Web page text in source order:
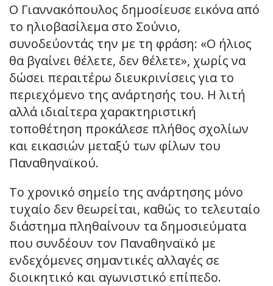
Ο Γιαννακόπουλος δημοσίευσε εικόνα από
το ηλιοβασίλεμα στο Σούνιο,
συνοδεύοντάς την με τη φράση: «Ο ήλιος
θα βγαίνει θέλετε, δεν θέλετε», χωρίς να
δώσει περαιτέρω διευκρινίσεις για το
περιεχόμενο της ανάρτησής του. Η λιτή
αλλά ιδιαίτερα χαρακτηριστική
τοποθέτηση προκάλεσε πλήθος σχολίων
και εικασιών μεταξύ των φίλων του
Παναθηναϊκού.
Το χρονικό σημείο της ανάρτησης μόνο
τυχαίο δεν θεωρείται, καθώς το τελευταίο
διάστημα πληθαίνουν τα δημοσιεύματα
που συνδέουν τον Παναθηναϊκό με
ενδεχόμενες σημαντικές αλλαγές σε
διοικητικό και αγωνιστικό επίπεδο.